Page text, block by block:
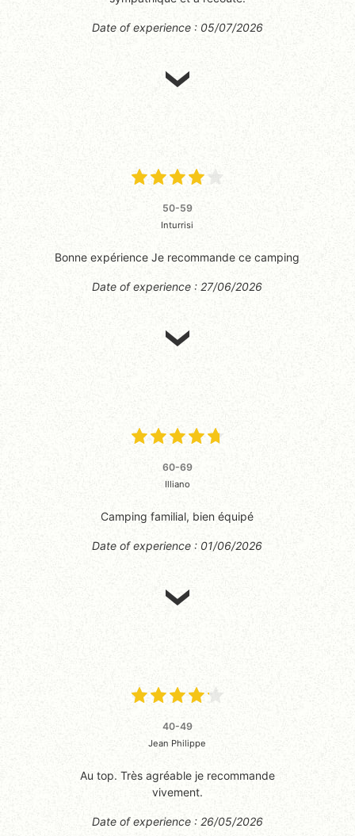
Date of experience : 05/07/2026
50-59
Inturrisi
Bonne expérience Je recommande ce camping
Date of experience : 27/06/2026
60-69
Illiano
Camping familial, bien équipé
Date of experience : 01/06/2026
40-49
Jean Philippe
Au top. Très agréable je recommande
vivement.
Date of experience : 26/05/2026